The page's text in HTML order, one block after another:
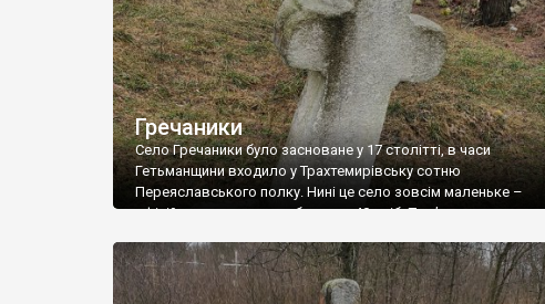
Гречаники
Село Гречаники було засноване у 17 столітті, в часи
Гетьманщини входило у Трахтемирівську сотню
Переяславського полку. Нині це село зовсім маленьке –
офіційно тут проживає близько 40 осіб. Пам’яткою села є
кладовища. Текст та фото Романа Маленкова